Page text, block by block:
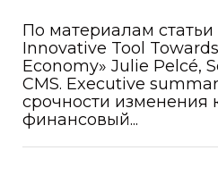
По материалам статьи
Innovative Tool
Economy» Julie Pelcé,
CMS. Executive
срочности изменения
финансовый...